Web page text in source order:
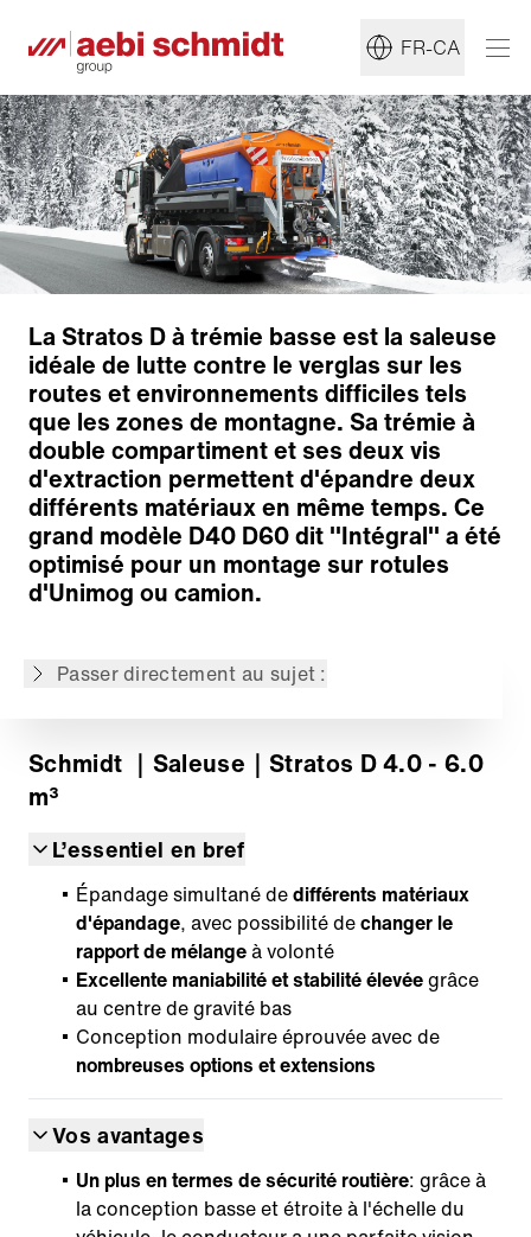
FR-CA
La Stratos D à trémie basse est la saleuse
idéale de lutte contre le verglas sur les
routes et environnements difficiles tels
que les zones de montagne. Sa trémie à
double compartiment et ses deux vis
d'extraction permettent d'épandre deux
différents matériaux en même temps. Ce
grand modèle D40 D60 dit ''Intégral'' a été
optimisé pour un montage sur rotules
d'Unimog ou camion.
Passer directement au sujet :
Construction
Montage et dépose
Système d'extraction
Equipement d’humidification pour bouillie de sel
Système de distribution
Système d'entraînement
Systèmes de commandes et de contrôles
Retour à l'aperçu
Schmidt ｜Saleuse ｜Stratos D 4.0 - 6.0
m³
L’essentiel en bref
Épandage simultané dedifférents matériaux
d'épandage, avec possibilité dechanger le
rapport de mélangeà volonté
Excellente maniabilité et stabilité élevéegrâce
au centre de gravité bas
Conception modulaire éprouvée avec de
nombreuses options et extensions
Vos avantages
Un plus en termes de sécurité routière: grâce à
la conception basse et étroite à l'échelle du